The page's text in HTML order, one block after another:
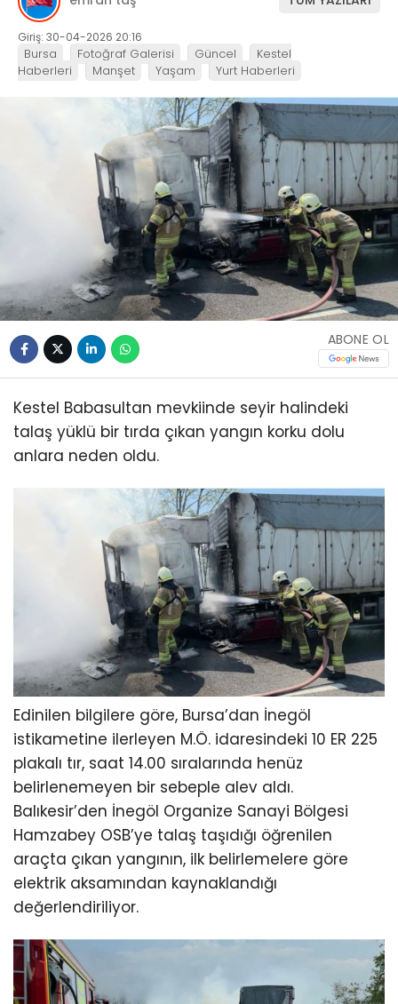
Giriş: 30-04-2026 20:16
Bursa Fotoğraf Galerisi Güncel
Kestel
Haberleri
Manşet Yaşam Yurt Haberleri
ABONE OL
Kestel Babasultan mevkiinde seyir halindeki
talaş yüklü bir tırda çıkan yangın korku dolu
anlara neden oldu.
Edinilen bilgilere göre, Bursa’dan İnegöl
istikametine ilerleyen M.Ö. idaresindeki 10 ER 225
plakalı tır, saat 14.00 sıralarında henüz
belirlenemeyen bir sebeple alev aldı.
Balıkesir’den İnegöl Organize Sanayi Bölgesi
Hamzabey OSB’ye talaş taşıdığı öğrenilen
araçta çıkan yangının, ilk belirlemelere göre
elektrik aksamından kaynaklandığı
değerlendiriliyor.